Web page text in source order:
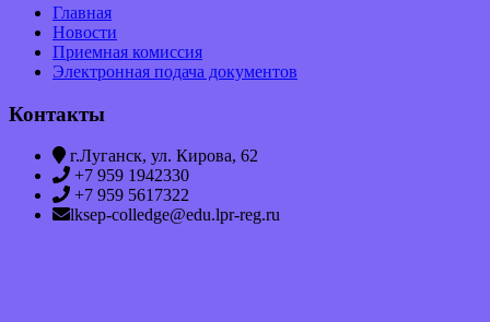
Главная
Новости
Приемная комиссия
Электронная подача документов
Контакты
г.Луганск, ул. Кирова, 62
+7 959 1942330
+7 959 5617322
lksep-colledge@edu.lpr-reg.ru